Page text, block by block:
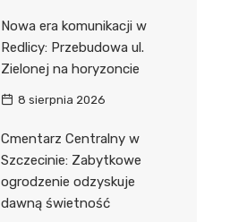
Nowa era komunikacji w
Redlicy: Przebudowa ul.
Zielonej na horyzoncie
8 sierpnia 2026
Cmentarz Centralny w
Szczecinie: Zabytkowe
ogrodzenie odzyskuje
dawną świetność